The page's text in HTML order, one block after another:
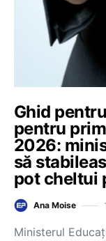
Ghid
pentru
2026:
să
pot cheltui
Ana Moise
Ministerul